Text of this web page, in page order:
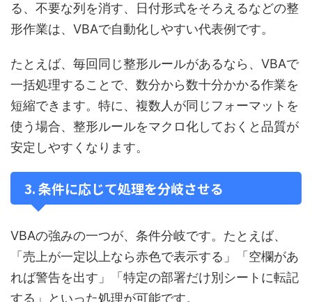
る、不要な列を消す、日付形式をそろえるなどの整
形作業は、VBAで自動化しやすい代表例です。
たとえば、毎回同じ整形ルールがあるなら、VBAで
一括処理することで、数分から数十分かかる作業を
短縮できます。特に、複数人が同じフォーマットを
使う場合、整形ルールをマクロ化しておくと品質が
安定しやすくなります。
3. 条件に応じて処理を分岐させる
VBAの強みの一つが、条件分岐です。たとえば、
「売上が一定以上なら赤色で表示する」「空欄があ
れば警告を出す」「特定の部署だけ別シートに転記
する」といった処理が可能です。